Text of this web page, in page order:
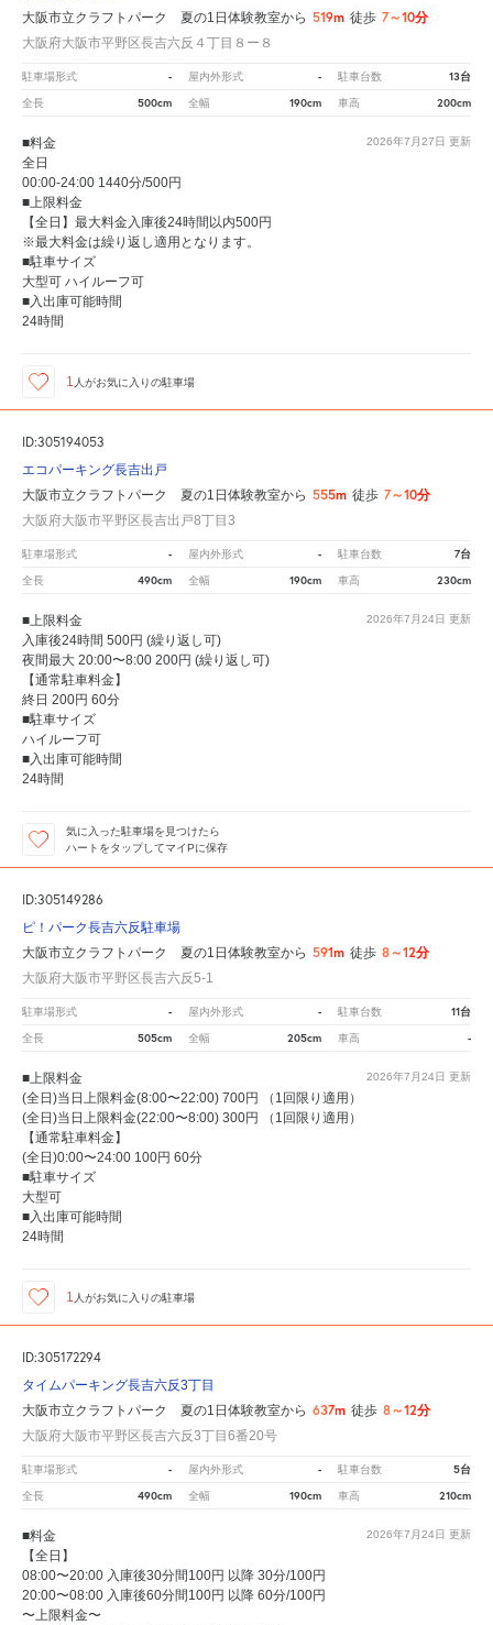
大阪市立クラフトパーク 夏の1日体験教室から 519m 徒歩 7～10分
大阪府大阪市平野区長吉六反４丁目８ー８
駐車場形式 - 屋内外形式 - 駐車台数 13台
全長 500cm 全幅 190cm 車高 200cm
2026年7月27日 更新
■料金
全日
00:00-24:00 1440分/500円
■上限料金
【全日】最大料金入庫後24時間以内500円
※最大料金は繰り返し適用となります。
■駐車サイズ
大型可 ハイルーフ可
■入出庫可能時間
24時間
1 人がお気に入りの駐車場
ID:305194053
エコパーキング長吉出戸
大阪市立クラフトパーク 夏の1日体験教室から 555m 徒歩 7～10分
大阪府大阪市平野区長吉出戸8丁目3
駐車場形式 - 屋内外形式 - 駐車台数 7台
全長 490cm 全幅 190cm 車高 230cm
2026年7月24日 更新
■上限料金
入庫後24時間 500円 (繰り返し可)
夜間最大 20:00〜8:00 200円 (繰り返し可)
【通常駐車料金】
終日 200円 60分
■駐車サイズ
ハイルーフ可
■入出庫可能時間
24時間
気に入った駐車場を見つけたら
ハートをタップしてマイPに保存
ID:305149286
ピ！パーク長吉六反駐車場
大阪市立クラフトパーク 夏の1日体験教室から 591m 徒歩 8～12分
大阪府大阪市平野区長吉六反5-1
駐車場形式 - 屋内外形式 - 駐車台数 11台
全長 505cm 全幅 205cm 車高 -
2026年7月24日 更新
■上限料金
(全日)当日上限料金(8:00〜22:00) 700円 （1回限り適用）
(全日)当日上限料金(22:00〜8:00) 300円 （1回限り適用）
【通常駐車料金】
(全日)0:00〜24:00 100円 60分
■駐車サイズ
大型可
■入出庫可能時間
24時間
1 人がお気に入りの駐車場
ID:305172294
タイムパーキング長吉六反3丁目
大阪市立クラフトパーク 夏の1日体験教室から 637m 徒歩 8～12分
大阪府大阪市平野区長吉六反3丁目6番20号
駐車場形式 - 屋内外形式 - 駐車台数 5台
全長 490cm 全幅 190cm 車高 210cm
2026年7月24日 更新
■料金
【全日】
08:00〜20:00 入庫後30分間100円 以降 30分/100円
20:00〜08:00 入庫後60分間100円 以降 60分/100円
〜上限料金〜